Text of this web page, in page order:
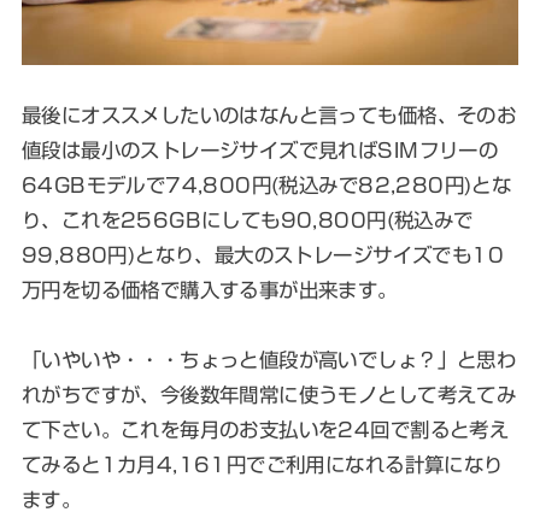
最後にオススメしたいのはなんと言っても価格、そのお
値段は最小のストレージサイズで見ればSIMフリーの
64GBモデルで74,800円(税込みで82,280円)とな
り、これを256GBにしても90,800円(税込みで
99,880円)となり、最大のストレージサイズでも10
万円を切る価格で購入する事が出来ます。
「いやいや・・・ちょっと値段が高いでしょ？」と思わ
れがちですが、今後数年間常に使うモノとして考えてみ
て下さい。これを毎月のお支払いを24回で割ると考え
てみると1カ月4,161円でご利用になれる計算になり
ます。